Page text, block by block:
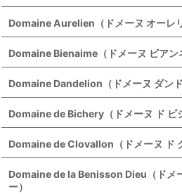
Domaine Aurelien（ドメーヌ オーレ
Domaine Bienaime（ドメーヌ ビアン
Domaine Dandelion（ドメーヌ ダンド
Domaine de Bichery（ドメーヌ ド ビ
Domaine de Clovallon（ドメーヌ ド
Domaine de la Benisson Dieu（ドメ
ー）